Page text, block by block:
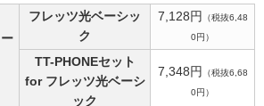
フレッツ光ベーシッ
ク
7,128円
（税抜6,48
0円）
TT-PHONEセット
for フレッツ光ベーシ
ック
7,348円
（税抜6,68
0円）